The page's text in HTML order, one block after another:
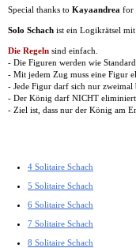
Special thanks to Kayaandrea for
Solo Schach ist ein Logikrätsel
Die Regeln sind einfach.
- Die Figuren werden wie
- Mit jedem Zug muss eine Figur
- Jede Figur darf sich nur zweimal
- Der König darf NICHT eliminiert
- Ziel ist, dass nur der König am
4 Solitaire Schach
5 Solitaire Schach
6 Solitaire Schach
7 Solitaire Schach
8 Solitaire Schach